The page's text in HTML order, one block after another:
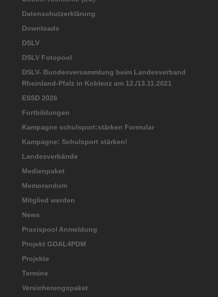
Datenschutzerklärung
Downloads
DSLV
DSLV Fotopool
DSLV- Bundesversammlung beim Landesverband
Rheinland-Pfalz in Koblenz am 12./13.11.2021
ESSD 2026
Fortbildungen
Kampagne schulsport:stärken Formular
Kampagne: Schulsport stärken!
Landesverbände
Medienpaket
Memorandum
Mitglied werden
News
Praxispool Anmeldung
Projekt GOAL4PDM
Projekte
Termine
Versicherungspaket